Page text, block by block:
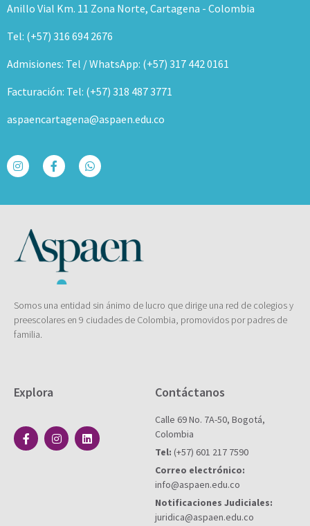
Anillo Vial Km. 11 Zona Norte, Cartagena - Colombia
Tel: (+57) 316 694 2676
Admisiones: Tel / WhatsApp: (+57) 317 442 0161
Facturación: Tel: (+57) 318 487 3771
aspaencartagena@aspaen.edu.co
Somos una entidad sin ánimo de lucro que dirige una red de colegios y
preescolares en 9 ciudades de Colombia, promovidos por padres de
familia.
Explora Contáctanos
Calle 69 No. 7A-50, Bogotá,
Colombia
Tel: (+57) 601 217 7590
Correo electrónico:
info@aspaen.edu.co
Notificaciones Judiciales:
juridica@aspaen.edu.co